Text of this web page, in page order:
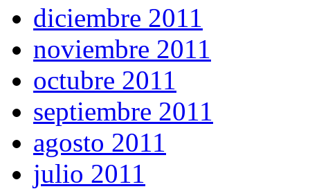
diciembre 2011
noviembre 2011
octubre 2011
septiembre 2011
agosto 2011
julio 2011